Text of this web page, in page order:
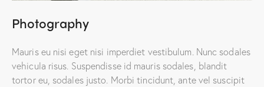
Photography
Mauris eu nisi eget nisi imperdiet vestibulum. Nunc sodales
vehicula risus. Suspendisse id mauris sodales, blandit
tortor eu, sodales justo. Morbi tincidunt, ante vel suscipit